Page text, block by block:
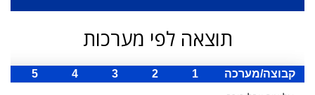
תוצאה לפי מערכות
קבוצה/מערכה 1
2
3
4
5